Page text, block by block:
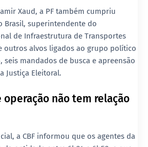
Xaud, a PF também cumpriu
Brasil, superintendente do
de Infraestrutura de Transportes
outros alvos ligados ao grupo político
seis mandados de busca e apreensão
Justiça Eleitoral.
operação não tem relação
a CBF informou que os agentes da